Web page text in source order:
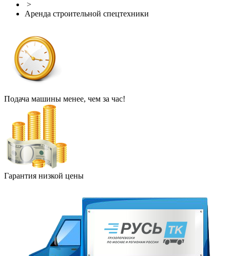
>
Аренда строительной спецтехники
Подача машины менее, чем за час!
Гарантия низкой цены